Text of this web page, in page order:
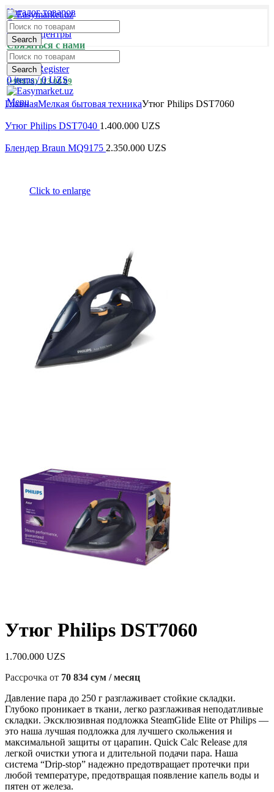
Каталог товаров
Оплата и доставка
Сервис-центры
Связаться с нами
(+99878) 113 08 09
Search
Login / Register
0items/ 0UZS
Menu
Search
ГлавнаяМелкая бытовая техникаУтюг Philips DST7060
Утюг Philips DST7040 1.400.000 UZS
Блендер Braun MQ9175 2.350.000 UZS
Click to enlarge
Утюг Philips DST7060
1.700.000 UZS
Рассрочка от 70 834 сум / месяц
Давление пара до 250 г разглаживает стойкие складки.
Глубоко проникает в ткани, легко разглаживая неподатливые
складки. Эксклюзивная подложка SteamGlide Elite от Philips —
это наша лучшая подложка для лучшего скольжения и
максимальной защиты от царапин. Quick Calc Release для
легкой очистки утюга и длительной подачи пара. Наша
система “Drip-stop” надежно предотвращает протечки при
любой температуре, предотвращая появление капель воды и
пятен от железа.